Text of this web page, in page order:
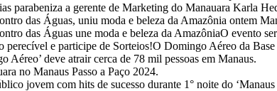
parabeniza a gerente de Marketing do Manauara Karla
das Águas, uniu moda e beleza da Amazônia ontem
das Águas une moda e beleza da AmazôniaO evento
perecível e participe de Sorteios!​O Domingo Aéreo da
Aéreo’ deve atrair cerca de 78 mil pessoas em Manaus.
no Manaus Passo a Paço 2024.
jovem com hits de sucesso durante 1° noite do ‘Manaus